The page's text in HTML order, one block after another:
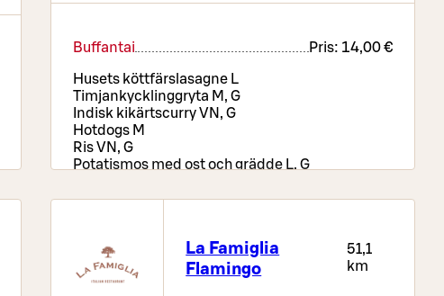
Buffantai Pris: 14,00 €
Husets köttfärslasagne L
Timjankycklinggryta M, G
Indisk kikärtscurry VN, G
Hotdogs M
Ris VN, G
Potatismos med ost och grädde L, G
Pizzabord, sallads- och brödbuffé, drycker samt
La Famiglia
Flamingo
51,1
km